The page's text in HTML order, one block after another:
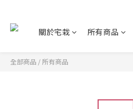
關於宅栽 所有商品
全部商品 / 所有商品